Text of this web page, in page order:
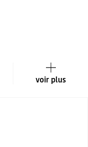
voir plus